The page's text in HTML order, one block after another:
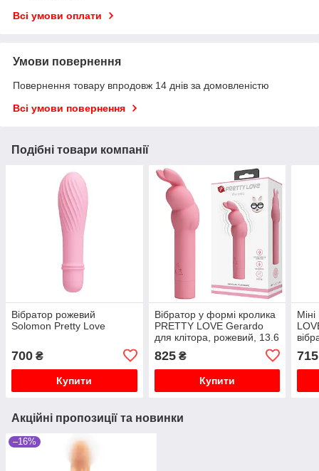
Всі умови оплати
Умови повернення
Повернення товару впродовж 14 днів за домовленістю
Всі умови повернення
Подібні товари компанії
Вібратор рожевий
Solomon Pretty Love
700 ₴
Купити
Вібратор у формі кролика
PRETTY LOVE Gerardo
для клітора, рожевий, 13.6
825₴
Купити
715
Акційні пропозиції та новинки
–16%